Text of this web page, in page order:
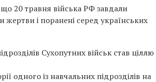
20 травня війська РФ завдали
жертви і поранені серед українських
Сухопутних військ став ціллю
одного із навчальних підрозділів на